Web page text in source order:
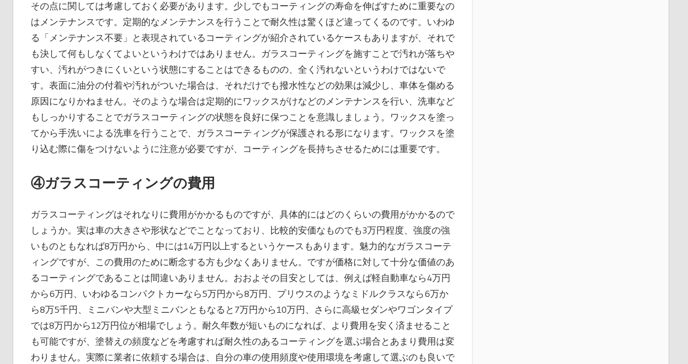
その点に関しては考慮しておく必要があります。少しでもコーティングの寿命を伸ばすために重要なの
はメンテナンスです。定期的なメンテナンスを行うことで耐久性は驚くほど違ってくるのです。いわゆ
る「メンテナンス不要」と表現されているコーティングが紹介されているケースもありますが、それで
も決して何もしなくてよいというわけではありません。ガラスコーティングを施すことで汚れが落ちや
すい、汚れがつきにくいという状態にすることはできるものの、全く汚れないというわけではないで
す。表面に油分の付着や汚れがついた場合は、それだけでも撥水性などの効果は減少し、車体を傷める
原因になりかねません。そのような場合は定期的にワックスがけなどのメンテナンスを行い、洗車など
もしっかりすることでガラスコーティングの状態を良好に保つことを意識しましょう。ワックスを塗っ
てから手洗いによる洗車を行うことで、ガラスコーティングが保護される形になります。ワックスを塗
り込む際に傷をつけないように注意が必要ですが、コーティングを長持ちさせるためには重要です。
④ガラスコーティングの費用
ガラスコーティングはそれなりに費用がかかるものですが、具体的にはどのくらいの費用がかかるので
しょうか。実は車の大きさや形状などでことなっており、比較的安価なものでも3万円程度、強度の強
いものともなれば8万円から、中には14万円以上するというケースもあります。魅力的なガラスコーテ
ィングですが、この費用のために断念する方も少なくありません。ですが価格に対して十分な価値のあ
るコーティングであることは間違いありません。おおよその目安としては、例えば軽自動車なら4万円
から6万円、いわゆるコンパクトカーなら5万円から8万円、プリウスのようなミドルクラスなら6万か
ら8万5千円、ミニバンや大型ミニバンともなると7万円から10万円、さらに高級セダンやワゴンタイプ
では8万円から12万円位が相場でしょう。耐久年数が短いものになれば、より費用を安く済ませること
も可能ですが、塗替えの頻度などを考慮すれば耐久性のあるコーティングを選ぶ場合とあまり費用は変
わりません。実際に業者に依頼する場合は、自分の車の使用頻度や使用環境を考慮して選ぶのも良いで